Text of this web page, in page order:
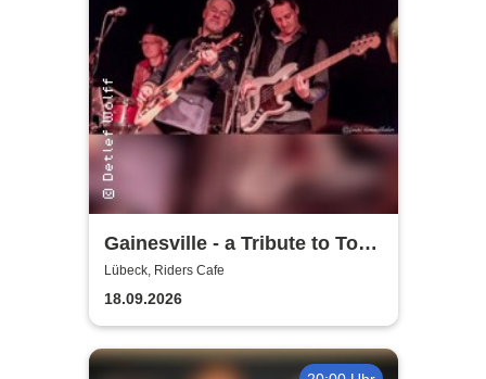
Gainesville - a Tribute to Tom
Petty & The Heartbreakers
Lübeck, Riders Cafe
18.09.2026